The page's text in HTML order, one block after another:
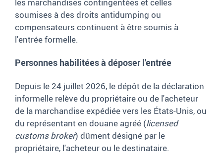
les marchandises contingentées et celles
soumises à des droits antidumping ou
compensateurs continuent à être soumis à
l'entrée formelle.
Personnes habilitées à déposer l'entrée
Depuis le 24 juillet 2026, le dépôt de la déclaration
informelle relève du propriétaire ou de l'acheteur
de la marchandise expédiée vers les États-Unis, ou
du représentant en douane agréé (licensed
customs broker) dûment désigné par le
propriétaire, l'acheteur ou le destinataire.